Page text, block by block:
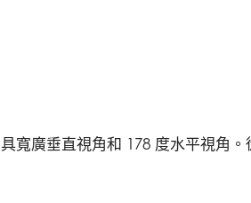
具寬廣垂直視角和 178 度水平視角